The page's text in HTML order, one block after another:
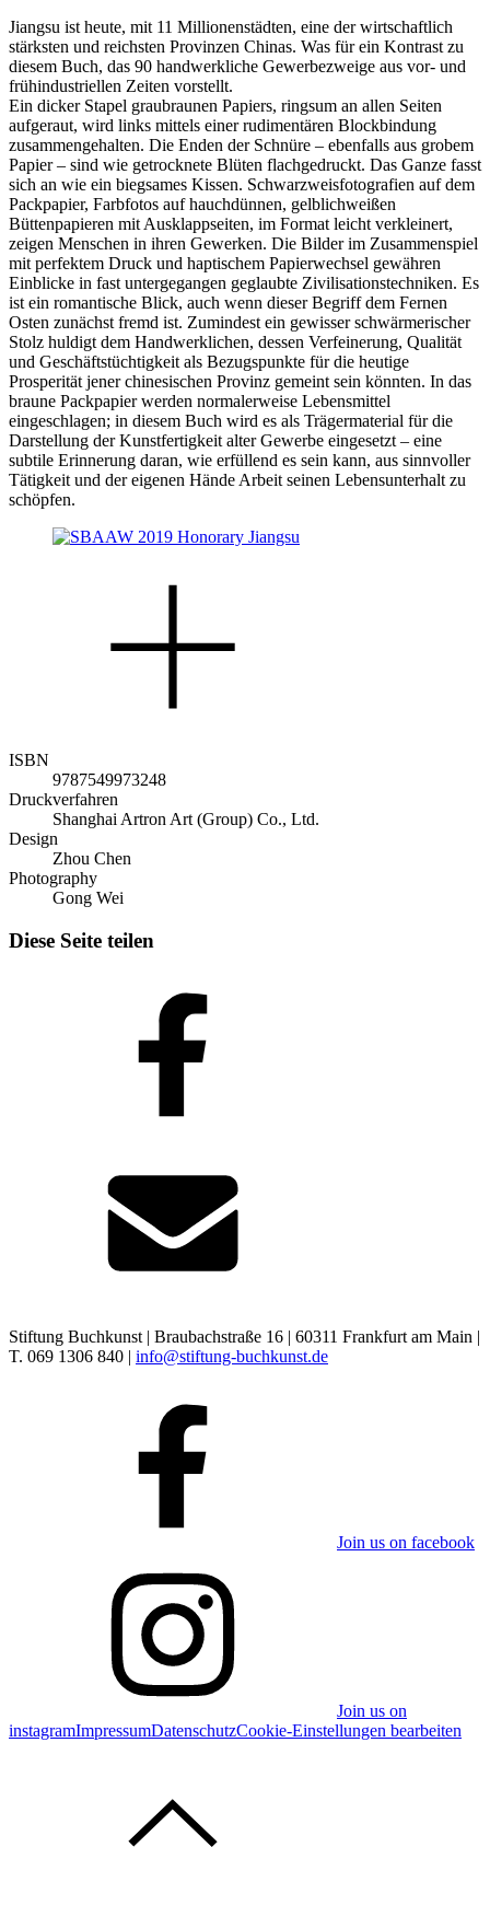
Jiangsu ist heute, mit 11 Millionenstädten, eine der wirtschaftlich
stärksten und reichsten Provinzen Chinas. Was für ein Kontrast zu
diesem Buch, das 90 handwerkliche Gewerbezweige aus vor- und
frühindustriellen Zeiten vorstellt.
Ein dicker Stapel graubraunen Papiers, ringsum an allen Seiten
aufgeraut, wird links mittels einer rudimentären Blockbindung
zusammengehalten. Die Enden der Schnüre – ebenfalls aus grobem
Papier – sind wie getrocknete Blüten flachgedruckt. Das Ganze fasst
sich an wie ein biegsames Kissen. Schwarzweisfotografien auf dem
Packpapier, Farbfotos auf hauchdünnen, gelblichweißen
Büttenpapieren mit Ausklappseiten, im Format leicht verkleinert,
zeigen Menschen in ihren Gewerken. Die Bilder im Zusammenspiel
mit perfektem Druck und haptischem Papierwechsel gewähren
Einblicke in fast untergegangen geglaubte Zivilisationstechniken. Es
ist ein romantische Blick, auch wenn dieser Begriff dem Fernen
Osten zunächst fremd ist. Zumindest ein gewisser schwärmerischer
Stolz huldigt dem Handwerklichen, dessen Verfeinerung, Qualität
und Geschäftstüchtigkeit als Bezugspunkte für die heutige
Prosperität jener chinesischen Provinz gemeint sein könnten. In das
braune Packpapier werden normalerweise Lebensmittel
eingeschlagen; in diesem Buch wird es als Trägermaterial für die
Darstellung der Kunstfertigkeit alter Gewerbe eingesetzt – eine
subtile Erinnerung daran, wie erfüllend es sein kann, aus sinnvoller
Tätigkeit und der eigenen Hände Arbeit seinen Lebensunterhalt zu
schöpfen.
ISBN
9787549973248
Druckverfahren
Shanghai Artron Art (Group) Co., Ltd.
Design
Zhou Chen
Photography
Gong Wei
Diese Seite teilen
Stiftung Buchkunst | Braubachstraße 16 | 60311 Frankfurt am Main |
T. 069 1306 840 | info@stiftung-buchkunst.de
Join us on facebook
Join us on
instagramImpressumDatenschutzCookie-Einstellungen bearbeiten